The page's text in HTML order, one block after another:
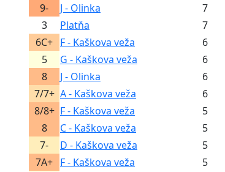
9- J - Olinka 7
3 Platňa 7
6C+ F - Kaškova veža 6
5 G - Kaškova veža 6
8 J - Olinka 6
7/7+ A - Kaškova veža 6
8/8+ F - Kaškova veža 5
8 C - Kaškova veža 5
7- D - Kaškova veža 5
7A+ F - Kaškova veža 5